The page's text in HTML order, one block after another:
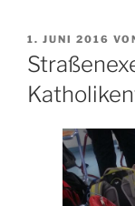
AM
1. JUNI 2016